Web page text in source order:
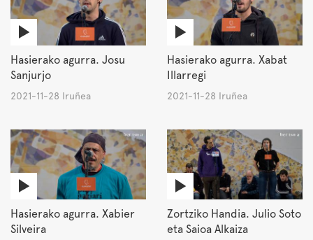
Hasierako agurra. Josu
Sanjurjo
2021-11-28 Iruñea
Hasierako agurra. Xabat
Illarregi
2021-11-28 Iruñea
Hasierako agurra. Xabier
Silveira
Zortziko Handia. Julio Soto
eta Saioa Alkaiza